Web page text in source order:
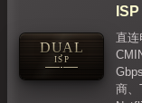
DUAL
ISP
ISP
直
商